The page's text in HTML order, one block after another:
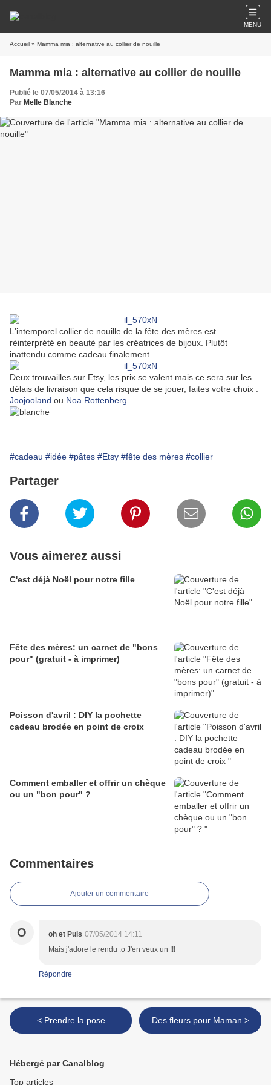
MENU
Accueil » Mamma mia : alternative au collier de nouille
Mamma mia : alternative au collier de nouille
Publié le 07/05/2014 à 13:16
Par Melle Blanche
L'intemporel collier de nouille de la fête des mères est
réinterprété en beauté par les créatrices de bijoux. Plutôt
inattendu comme cadeau finalement.
Deux trouvailles sur Etsy, les prix se valent mais ce sera sur les
délais de livraison que cela risque de se jouer, faites votre choix :
Joojooland ou Noa Rottenberg
#cadeau #idée #pâtes #Etsy #fête des mères #collier
Partager
Vous aimerez aussi
C'est déjà Noël pour notre fille
Fête des mères: un carnet de "bons
pour" (gratuit - à imprimer)
Poisson d'avril : DIY la pochette
cadeau brodée en point de croix
Comment emballer et offrir un chèque
ou un "bon pour" ?
Commentaires
Ajouter un commentaire
O oh et Puis 07/05/2014 14:11
Mais j'adore le rendu :o J'en veux un !!!
Répondre
< Prendre la pose Des fleurs pour Maman >
Hébergé par Canalblog
Top articles